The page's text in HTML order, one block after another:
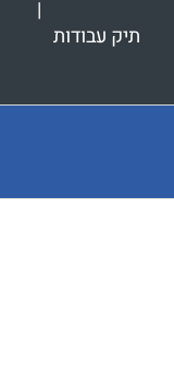
תיק עבודות